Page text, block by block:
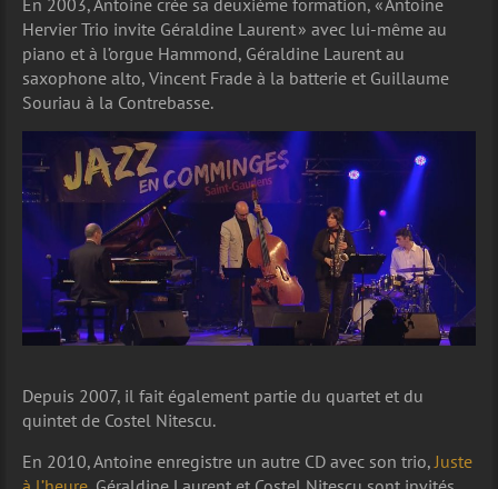
Hervier Trio invite Géraldine Laurent » avec lui-même au
piano et à l’orgue Hammond, Géraldine Laurent au
saxophone alto, Vincent Frade à la batterie et Guillaume
Souriau à la Contrebasse.
Depuis 2007, il fait également partie du quartet et du
quintet de Costel Nitescu.
En 2010, Antoine enregistre un autre CD avec son trio,Juste